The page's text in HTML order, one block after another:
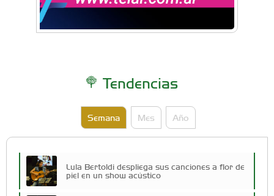
Tendencias
Semana Mes Año
Lula Bertoldi despliega sus canciones a flor de
piel en un show acústico